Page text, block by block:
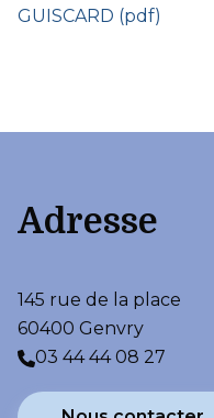
GUISCARD (pdf)
Adresse
145 rue de la place
60400 Genvry
03 44 44 08 27